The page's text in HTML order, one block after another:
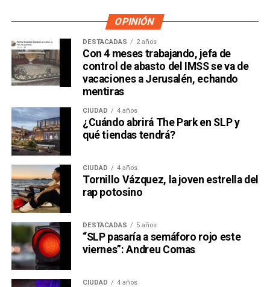
OPINIÓN
DESTACADAS 2 años
Con 4 meses trabajando, jefa de
control de abasto del IMSS se va de
vacaciones a Jerusalén, echando
mentiras
CIUDAD 4 años
¿Cuándo abrirá The Park en SLP y
qué tiendas tendrá?
CIUDAD 4 años
Tornillo Vázquez, la joven estrella del
rap potosino
DESTACADAS 5 años
“SLP pasaría a semáforo rojo este
viernes”: Andreu Comas
CIUDAD 4 años